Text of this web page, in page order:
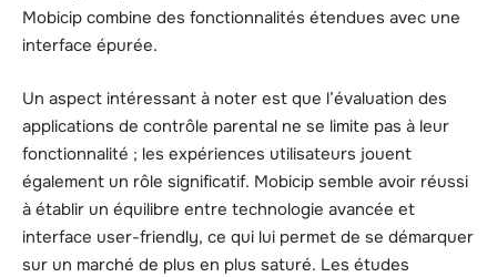
Mobicip combine des fonctionnalités étendues avec une
interface épurée.
Un aspect intéressant à noter est que l’évaluation des
applications de contrôle parental ne se limite pas à leur
fonctionnalité ; les expériences utilisateurs jouent
également un rôle significatif. Mobicip semble avoir réussi
à établir un équilibre entre technologie avancée et
interface user-friendly, ce qui lui permet de se démarquer
sur un marché de plus en plus saturé. Les études